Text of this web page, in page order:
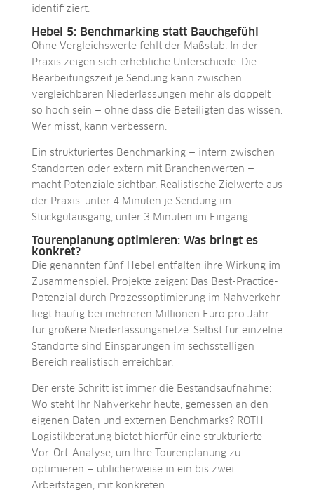
identifiziert.
Hebel 5: Benchmarking statt Bauchgefühl
Ohne Vergleichswerte fehlt der Maßstab. In der
Praxis zeigen sich erhebliche Unterschiede: Die
Bearbeitungszeit je Sendung kann zwischen
vergleichbaren Niederlassungen mehr als doppelt
so hoch sein — ohne dass die Beteiligten das wissen.
Wer misst, kann verbessern.
Ein strukturiertes Benchmarking — intern zwischen
Standorten oder extern mit Branchenwerten —
macht Potenziale sichtbar. Realistische Zielwerte aus
der Praxis: unter 4 Minuten je Sendung im
Stückgutausgang, unter 3 Minuten im Eingang.
Tourenplanung optimieren: Was bringt es
konkret?
Die genannten fünf Hebel entfalten ihre Wirkung im
Zusammenspiel. Projekte zeigen: Das Best-Practice-
Potenzial durch Prozessoptimierung im Nahverkehr
liegt häufig bei mehreren Millionen Euro pro Jahr
für größere Niederlassungsnetze. Selbst für einzelne
Standorte sind Einsparungen im sechsstelligen
Bereich realistisch erreichbar.
Der erste Schritt ist immer die Bestandsaufnahme:
Wo steht Ihr Nahverkehr heute, gemessen an den
eigenen Daten und externen Benchmarks? ROTH
Logistikberatung bietet hierfür eine strukturierte
Vor-Ort-Analyse, um Ihre Tourenplanung zu
optimieren — üblicherweise in ein bis zwei
Arbeitstagen, mit konkreten